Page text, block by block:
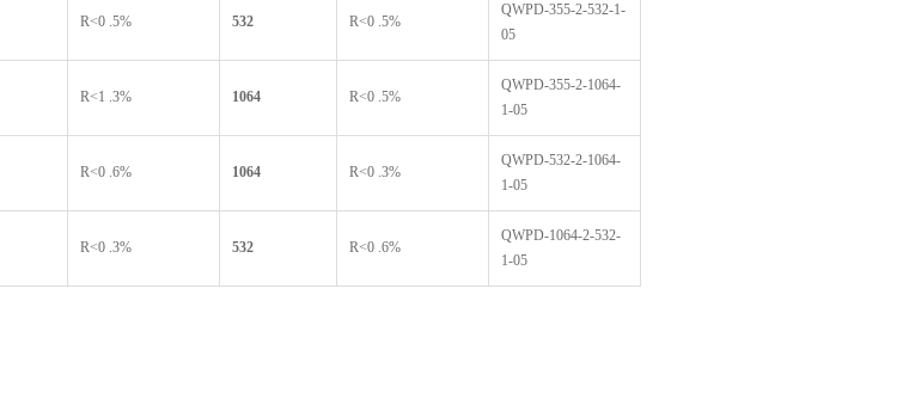
R<0 .5% 532 R<0 .5%
QWPD-355-2-532-1-
05
R<1 .3% 1064 R<0 .5%
QWPD-355-2-1064-
1-05
R<0 .6% 1064 R<0 .3%
QWPD-532-2-1064-
1-05
R<0 .3% 532 R<0 .6%
QWPD-1064-2-532-
1-05